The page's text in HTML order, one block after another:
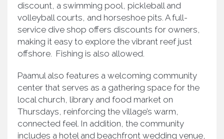
discount, a swimming pool, pickleball and
volleyball courts, and horseshoe pits. A full-
service dive shop offers discounts for owners,
making it easy to explore the vibrant reef just
offshore. Fishing is also allowed.
Paamul also features a welcoming community
center that serves as a gathering space for the
local church, library and food market on
Thursdays, reinforcing the village’s warm,
connected feel. In addition, the community
includes a hotel and beachfront wedding venue,